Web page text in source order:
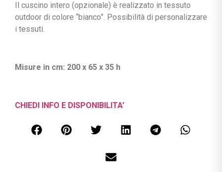
Il cuscino intero (opzionale) è realizzato in tessuto
outdoor di colore “bianco”. Possibilità di personalizzare
i tessuti.
Misure in cm: 200 x 65 x 35 h
CHIEDI INFO E DISPONIBILITA’